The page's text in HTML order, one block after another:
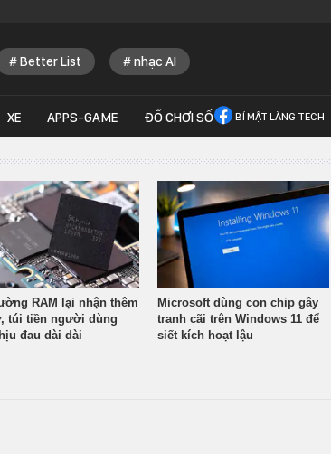
Better List nhạc AI
XE APPS-GAME ĐỒ CHƠI SỐ BÍ MẬT LÀNG TECH
RAM lại nhận thêm
túi tiền người dùng
đau dài dài
Microsoft dùng con chip gây
tranh cãi trên Windows 11 để
siết kích hoạt lậu